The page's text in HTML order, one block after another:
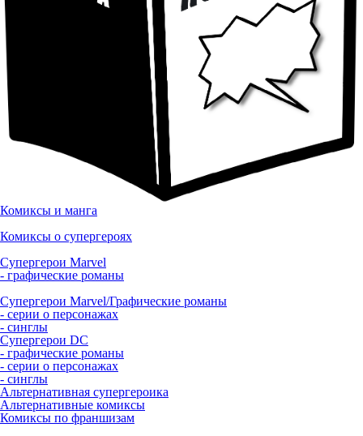
Комиксы и манга
Комиксы о супергероях
Супергерои Marvel
- графические романы
Супергерои Marvel/Графические романы
- серии о персонажах
- синглы
Супергерои DC
- графические романы
- серии о персонажах
- синглы
Альтернативная супергероика
Альтернативные комиксы
Комиксы по франшизам